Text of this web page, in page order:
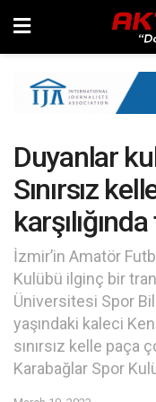
Duyanlar
Sınırsız
İzmir’in Amatör
Kulübü ilginç bir
Üniversitesi Spor
yaşındaki kaleci
sınırsız kelle paça
Karabağlar Spor